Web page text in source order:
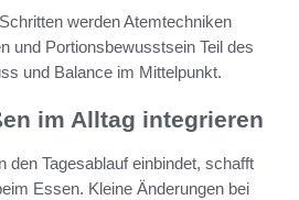
werden Atemtechniken
und Portionsbewusstsein Teil des
und Balance im Mittelpunkt.
im Alltag integrieren
den Tagesablauf einbindet, schafft
Essen. Kleine Änderungen bei